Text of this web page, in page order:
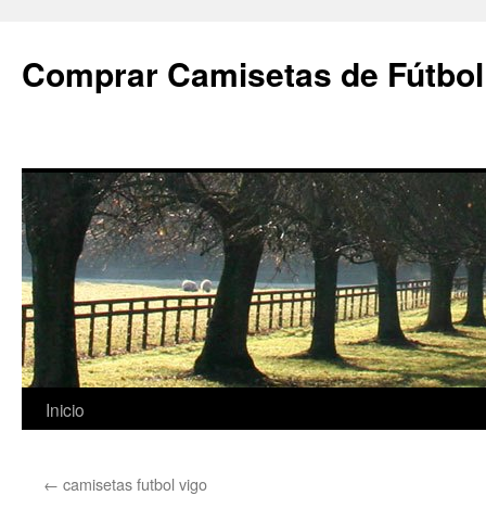
Comprar Camisetas de
Saltar
contenido
Inicio
← camisetas futbol vigo